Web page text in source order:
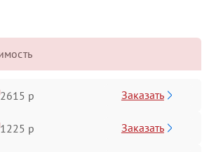
2615 р Заказать
1225 р Заказать